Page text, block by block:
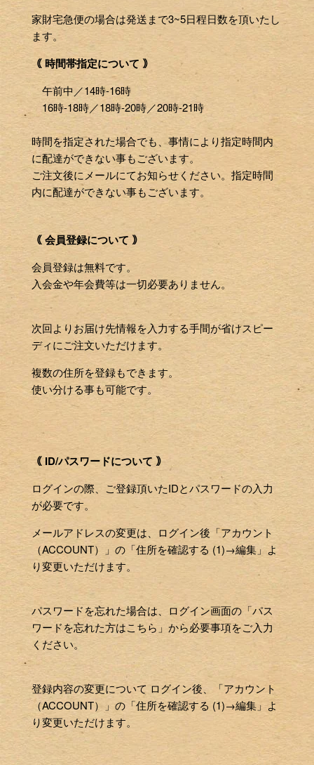
家財宅急便の場合は発送まで3~5日程日数を頂いたし
ます。
｟ 時間帯指定について ｠
午前中／14時-16時
16時-18時／18時-20時／20時-21時
時間を指定された場合でも、事情により指定時間内
に配達ができない事もございます。
ご注文後にメールにてお知らせください。指定時間
内に配達ができない事もございます。
｟ 会員登録について ｠
会員登録は無料です。
入会金や年会費等は一切必要ありません。
次回よりお届け先情報を入力する手間が省けスピー
ディにご注文いただけます。
複数の住所を登録もできます。
使い分ける事も可能です。
｟ ID/パスワードについて ｠
ログインの際、ご登録頂いたIDとパスワードの入力
が必要です。
メールアドレスの変更は、ログイン後「アカウント
（ACCOUNT）」の「住所を確認する (1)→編集」よ
り変更いただけます。
パスワードを忘れた場合は、ログイン画面の「パス
ワードを忘れた方はこちら」から必要事項をご入力
ください。
登録内容の変更について ログイン後、「アカウント
（ACCOUNT）」の「住所を確認する (1)→編集」よ
り変更いただけます。